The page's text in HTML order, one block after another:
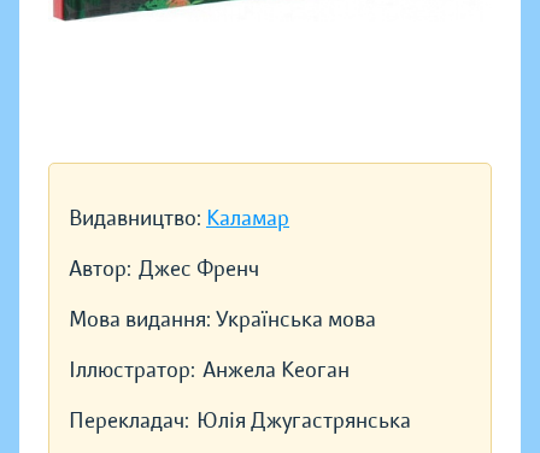
Видавництво: Каламар
Автор: Джес Френч
Мова видання: Українська мова
Іллюстратор: Анжела Кеоган
Перекладач: Юлія Джугастрянська